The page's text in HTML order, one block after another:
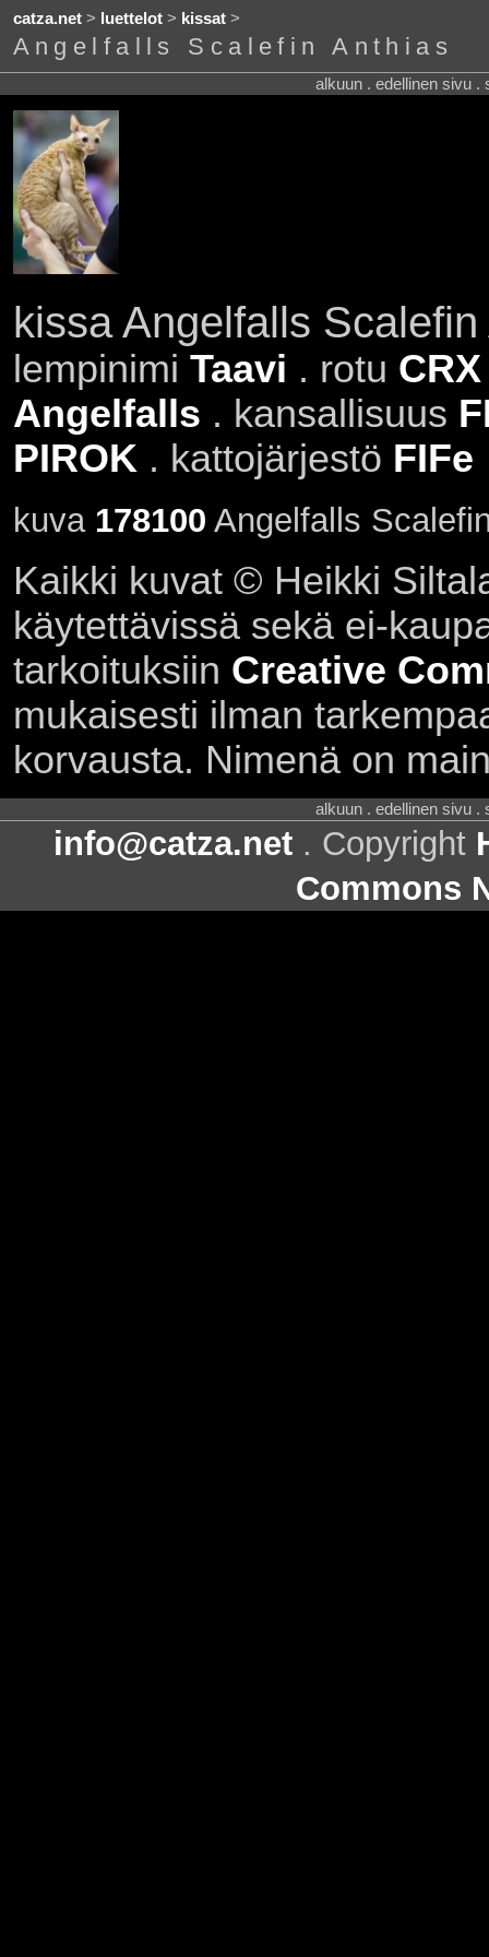
catza.net> luettelot> kissat>
Angelfalls Scalefin Anthias
alkuun . edellinen sivu .
kissa Angelfalls
lempinimi Taavi . rotu CRX
Angelfalls . kansallisuus
PIROK . kattojärjestö FIFe
kuva 178100 Angelfalls
Kaikki kuvat © Heikki
käytettävissä sekä ei-
tarkoituksiin Creative
mukaisesti ilman
korvausta. Nimenä on
alkuun . edellinen sivu .
info@catza.net . Copyright
Commons